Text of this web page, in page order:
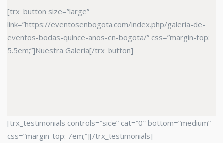
[trx_button size=”large”
link=”https://eventosenbogota.com/index.php/galeria-de-
eventos-bodas-quince-anos-en-bogota/” css=”margin-top:
5.5em;”]Nuestra Galeria[/trx_button]
[trx_testimonials controls=”side” cat=”0″ bottom=”medium”
css=”margin-top: 7em;”][/trx_testimonials]